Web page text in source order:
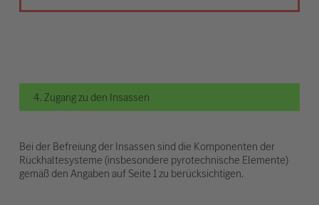
4. Zugang zu den Insassen
Bei der Befreiung der Insassen sind die Komponenten der
Rückhaltesysteme (insbesondere pyrotechnische Elemente)
gemäß den Angaben auf Seite 1 zu berücksichtigen.